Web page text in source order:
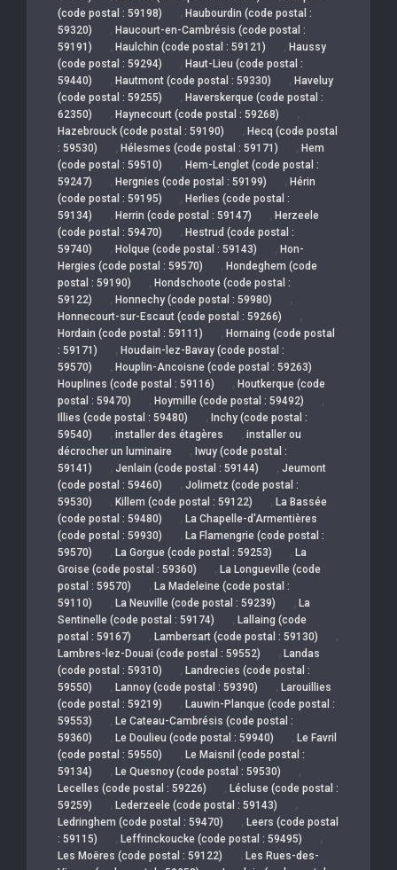
(code postal : 59198)
, Haubourdin (code postal :
59320)
, Haucourt-en-Cambrésis (code postal :
59191)
, Haulchin (code postal : 59121) , Haussy
(code postal : 59294)
, Haut-Lieu (code postal :
59440)
, Hautmont (code postal : 59330) , Haveluy
(code postal : 59255)
, Haverskerque (code postal :
62350)
, Haynecourt (code postal : 59268) ,
Hazebrouck (code postal : 59190) , Hecq (code postal
: 59530)
, Hélesmes (code postal : 59171) , Hem
(code postal : 59510)
, Hem-Lenglet (code postal :
59247)
, Hergnies (code postal : 59199) , Hérin
(code postal : 59195)
, Herlies (code postal :
59134)
, Herrin (code postal : 59147) , Herzeele
(code postal : 59470)
, Hestrud (code postal :
59740)
, Holque (code postal : 59143) , Hon-
Hergies (code postal : 59570)
, Hondeghem (code
postal : 59190)
, Hondschoote (code postal :
59122)
, Honnechy (code postal : 59980) ,
Honnecourt-sur-Escaut (code postal : 59266) ,
Hordain (code postal : 59111) , Hornaing (code postal
: 59171)
, Houdain-lez-Bavay (code postal :
59570)
, Houplin-Ancoisne (code postal : 59263)
Houplines (code postal : 59116)
, Houtkerque (code
postal : 59470)
, Hoymille (code postal : 59492) ,
Illies (code postal : 59480) , Inchy (code postal :
59540)
, installer des étagères , installer ou
décrocher un luminaire
, Iwuy (code postal :
59141)
, Jenlain (code postal : 59144) , Jeumont
(code postal : 59460)
, Jolimetz (code postal :
59530)
, Killem (code postal : 59122) , La Bassée
(code postal : 59480)
, La Chapelle-d'Armentières
(code postal : 59930)
, La Flamengrie (code postal :
59570)
, La Gorgue (code postal : 59253) , La
Groise (code postal : 59360)
, La Longueville (code
postal : 59570)
, La Madeleine (code postal :
59110)
, La Neuville (code postal : 59239) , La
Sentinelle (code postal : 59174)
, Lallaing (code
postal : 59167)
, Lambersart (code postal : 59130) ,
Lambres-lez-Douai (code postal : 59552) , Landas
(code postal : 59310)
, Landrecies (code postal :
59550)
, Lannoy (code postal : 59390) , Larouillies
(code postal : 59219)
, Lauwin-Planque (code postal :
59553)
, Le Cateau-Cambrésis (code postal :
59360)
, Le Doulieu (code postal : 59940) , Le Favril
(code postal : 59550)
, Le Maisnil (code postal :
59134)
, Le Quesnoy (code postal : 59530) ,
Lecelles (code postal : 59226) , Lécluse (code postal :
59259)
, Lederzeele (code postal : 59143) ,
Ledringhem (code postal : 59470) , Leers (code postal
: 59115)
, Leffrinckoucke (code postal : 59495) ,
Les Moëres (code postal : 59122) , Les Rues-des-